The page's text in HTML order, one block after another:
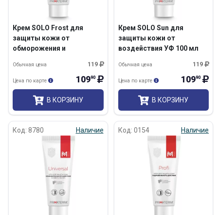
Крем SOLO Frost для
защиты кожи от
обморожения и
119
Обычная цена
10990
Цена по карте
В КОРЗИНУ
Крем SOLO Sun для
защиты кожи от
воздействия УФ 100 мл
119
Обычная цена
10990
Цена по карте
В КОРЗИНУ
Код: 8780 Наличие Код: 0154 Наличие